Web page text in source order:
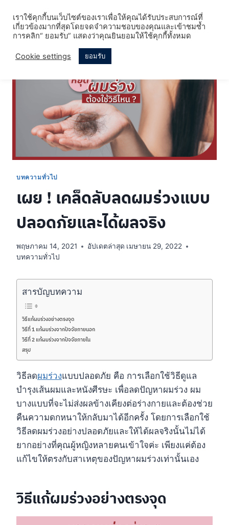
content
บทความทั่วไป
เผย ! เคล็ดลับลดผมร่วงแบบ
ปลอดภัยและได้ผลจริง
พฤษภาคม 14, 2021 อัปเดตล่าสุด เมษายน 29, 2022
บทความทั่วไป
สารบัญบทความ
วิธีแก้ผมร่วงอย่างตรงจุด
วิธีที่ 1 แก้ผมร่วงจากปัจจัยภายนอก
วิธีที่ 2 แก้ผมร่วงจากปัจจัยภายใน
สรุป
วิธีลดผมร่วงแบบปลอดภัย คือ การเลือกใช้วิธีดูแล
บำรุงเส้นผมและหนังศีรษะ เพื่อลดปัญหาผมร่วง ผม
บางแบบที่จะไม่ส่งผลข้างเคียงต่อร่างกายและต้องช่วย
คืนความดกหนาให้กลับมาได้อีกครั้ง โดยการเลือกใช้
วิธีลดผมร่วงอย่างปลอดภัยและให้ได้ผลจริงนั้นไม่ได้
ยากอย่างที่คุณผู้หญิงหลายคนเข้าใจค่ะ เพียงแค่ต้อง
แก้ไขให้ตรงกับสาเหตุของปัญหาผมร่วงเท่านั้นเอง
วิธีแก้ผมร่วงอย่างตรงจุด
เราใช้คุกกี้บนเว็บไซต์ของเราเพื่อให้คุณได้รับประสบการณ์ที่
เกี่ยวข้องมากที่สุดโดยจดจำความชอบของคุณและเข้าชมซ้ำ
การคลิก“ ยอมรับ” แสดงว่าคุณยินยอมให้ใช้คุกกี้ทั้งหมด
Cookie settings ยอมรับ